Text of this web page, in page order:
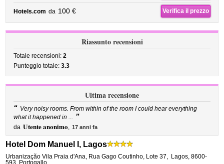
Hotels.com da 100 € Verifica il prezzo
Riassunto recensioni
Totale recensioni:2
Punteggio totale:3.3
Ultima recensione
“ Very noisy rooms. From within of the room I could hear everything
what it happened in ... ”
da Utente anonimo, 17 anni fa
Hotel Dom Manuel I, Lagos
Urbanização Vila Praia d'Ana, Rua Gago Coutinho, Lote 37, Lagos,8600-
593, Portogallo